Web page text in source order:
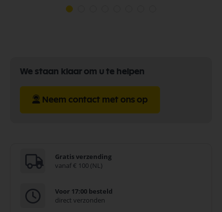
We staan klaar om u te helpen
Neem contact met ons op
Gratis verzending
vanaf € 100 (NL)
Voor 17:00 besteld
direct verzonden